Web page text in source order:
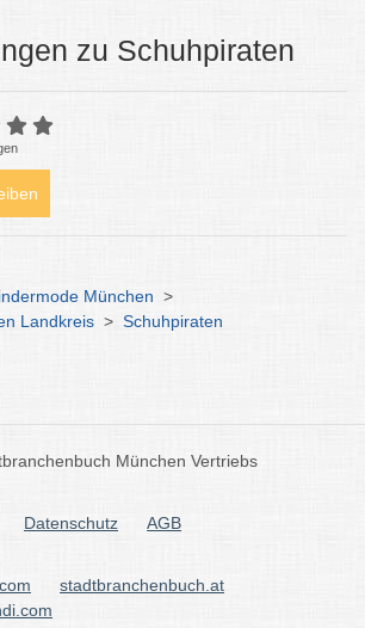
zu Schuhpiraten
München >
Landkreis > Schuhpiraten
München Vertriebs
Datenschutz
AGB
stadtbranchenbuch.at